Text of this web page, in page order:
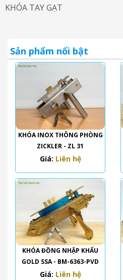
Sản phẩm nổi bật
KHÓA INOX THÔNG PHÒNG
ZICKLER - ZL 31
Giá: Liên hệ
KHÓA ĐỒNG NHẬP KHẨU
GOLD SSA - BM-6363-PVD
Giá: Liên hệ
KHÓA TAY GẠT